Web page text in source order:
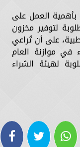
بأهمية العمل على
لتوفير مخزون
على أن تُراعي
في موازنة العام
لهيئة الشراء